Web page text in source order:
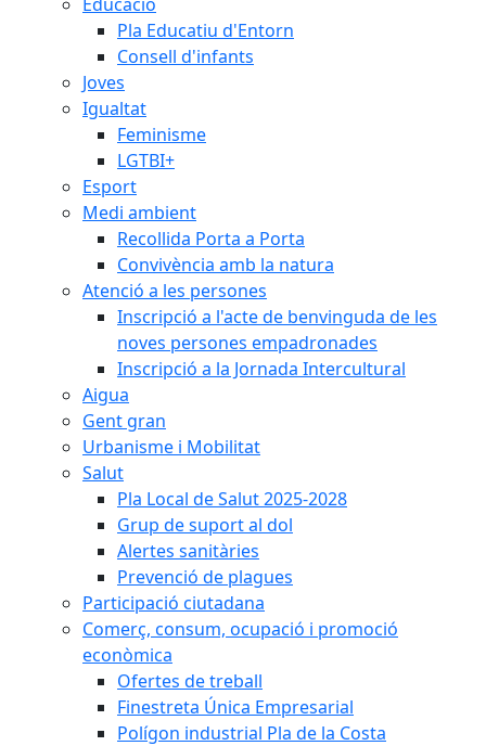
Pla Educatiu d'Entorn
Consell d'infants
Joves
Igualtat
Feminisme
LGTBI+
Esport
Medi ambient
Recollida Porta a Porta
Convivència amb la natura
Atenció a les persones
Inscripció a l'acte de benvinguda de les
noves persones empadronades
Inscripció a la Jornada Intercultural
Aigua
Gent gran
Urbanisme i Mobilitat
Salut
Pla Local de Salut 2025-2028
Grup de suport al dol
Alertes sanitàries
Prevenció de plagues
Participació ciutadana
Comerç, consum, ocupació i promoció
econòmica
Ofertes de treball
Finestreta Única Empresarial
Polígon industrial Pla de la Costa